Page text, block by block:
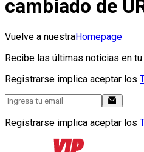
cambiado de
Vuelve a nuestraHomepage
Recibe las últimas noticias en
Registrarse implica aceptar los
Registrarse implica aceptar los